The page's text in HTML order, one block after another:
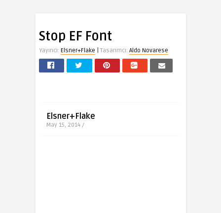
Stop EF Font
Yayıncı: Elsner+Flake |Tasarımcı: Aldo Novarese
Elsner+Flake
May 15, 2014 /